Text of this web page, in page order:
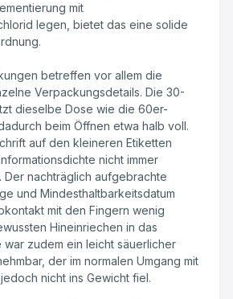
mit
legen, bietet das eine solide
betreffen vor allem die
Verpackungsdetails. Die 30-
dieselbe Dose wie die 60er-
beim Öffnen etwa halb voll.
auf den kleineren Etiketten
nicht immer
Der nachträglich aufgebrachte
und Mindesthaltbarkeitsdatum
mit den Fingern wenig
Hineinriechen in das
zudem ein leicht säuerlicher
der im normalen Umgang mit
nicht ins Gewicht fiel.